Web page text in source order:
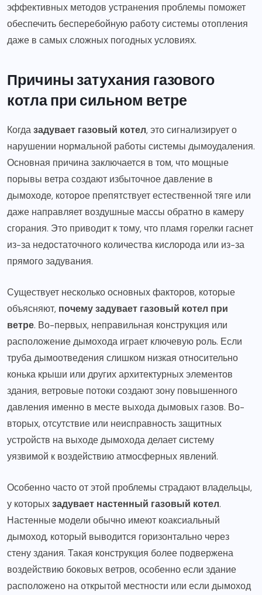
эффективных методов устранения проблемы поможет
обеспечить бесперебойную работу системы отопления
даже в самых сложных погодных условиях.
Причины затухания газового
котла при сильном ветре
Когдазадувает газовый котел, это сигнализирует о
нарушении нормальной работы системы дымоудаления.
Основная причина заключается в том, что мощные
порывы ветра создают избыточное давление в
дымоходе, которое препятствует естественной тяге или
даже направляет воздушные массы обратно в камеру
сгорания. Это приводит к тому, что пламя горелки гаснет
из-за недостаточного количества кислорода или из-за
прямого задувания.
Существует несколько основных факторов, которые
объясняют, почему задувает газовый котел при
ветре. Во-первых, неправильная конструкция или
расположение дымохода играет ключевую роль. Если
труба дымоотведения слишком низкая относительно
конька крыши или других архитектурных элементов
здания, ветровые потоки создают зону повышенного
давления именно в месте выхода дымовых газов. Во-
вторых, отсутствие или неисправность защитных
устройств на выходе дымохода делает систему
уязвимой к воздействию атмосферных явлений.
Особенно часто от этой проблемы страдают владельцы,
у которыхзадувает настенный газовый котел.
Настенные модели обычно имеют коаксиальный
дымоход, который выводится горизонтально через
стену здания. Такая конструкция более подвержена
воздействию боковых ветров, особенно если здание
расположено на открытой местности или если дымоход